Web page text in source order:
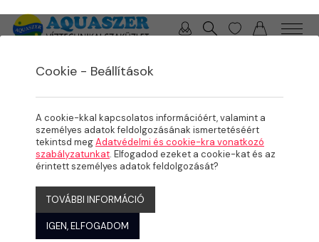
Cookie - Beállítások
A cookie-kkal kapcsolatos információért, valamint a
személyes adatok feldolgozásának ismertetéséért
tekintsd megAdatvédelmi és cookie-kra vonatkozó
szabályzatunkat. Elfogadod ezeket a cookie-kat és az
érintett személyes adatok feldolgozását?
TOVÁBBI INFORMÁCIÓ
IGEN, ELFOGADOM